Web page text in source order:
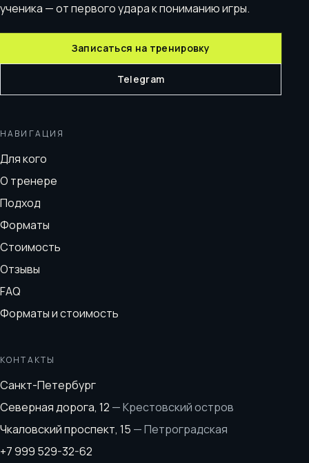
ученика — от первого удара к пониманию игры.
Записаться на тренировку
Telegram
НАВИГАЦИЯ
Для кого
О тренере
Подход
Форматы
Стоимость
Отзывы
FAQ
Форматы и стоимость
КОНТАКТЫ
Санкт-Петербург
Северная дорога, 12 —Крестовский остров
Чкаловский проспект, 15 —Петроградская
+7 999 529-32-62